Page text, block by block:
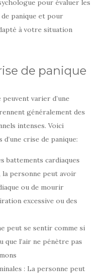
pour évaluer les
panique et pour
à votre situation
de panique
peuvent varier d’une
généralement des
intenses. Voici
crise de panique:
battements cardiaques
personne peut avoir
ou de mourir
excessive ou des
peut se sentir comme si
l’air ne pénètre pas
: La personne peut